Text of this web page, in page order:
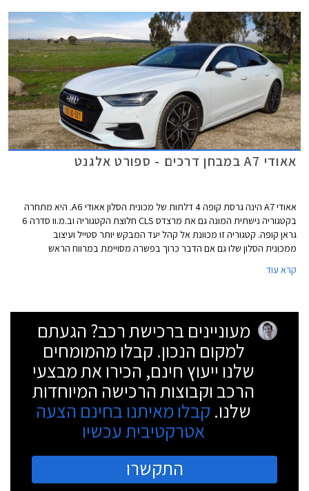
אאודי A7 במבחן דרכים - ספורט אלגנט
אאודי A7 הינה גרסת קופה 4 דלתות של מכונית הסלון אאודי A6. היא מתחרה
בקטגוריה נישתית המונה גם את מרצדס CLS חלוצת הקטגוריה וב.מ.וו סדרה 6
גראן קופה. קטגוריה זו מכוונת אל קהל יעד המבקש יותר סטייל ועיצוב
ממכונית הסלון שלו גם אם הדבר כרוך בפשרה מסויימת במרווח הראש
קרא עוד
מעוניינים ברכישת רכב? הגעתם
למקום הנכון. קבלו מהמומחים
שלנו ייעוץ חינם, הכירו את מבצעי
הרכב וקבוצות הרכישה המיוחדות
שלנו. קבלו מאיתנו בחינם הצעה
אטרקטיבית עכשיו
התקשרו